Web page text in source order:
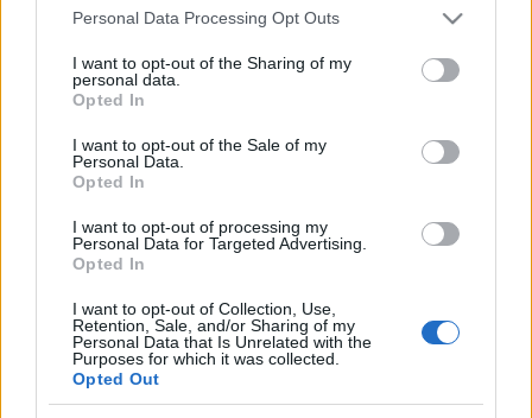
Please note that this website/app uses one or more Google
not limited to your visit or usage behaviour. You may click to
grant or deny consent to Google and its third-party tags to
use your data for below specified purposes in below Google
consent section.
Personal Data Processing Opt Outs
I want to opt-out of the Sharing of my
personal data.
Opted In
I want to opt-out of the Sale of my
Personal Data.
Opted In
I want to opt-out of processing my
Personal Data for Targeted Advertising.
Opted In
I want to opt-out of Collection, Use,
Retention, Sale, and/or Sharing of my
Personal Data that Is Unrelated with the
Purposes for which it was collected.
Opted Out
árnyékában?
másodfokúra csökken a riasztás
HIRDETÉS